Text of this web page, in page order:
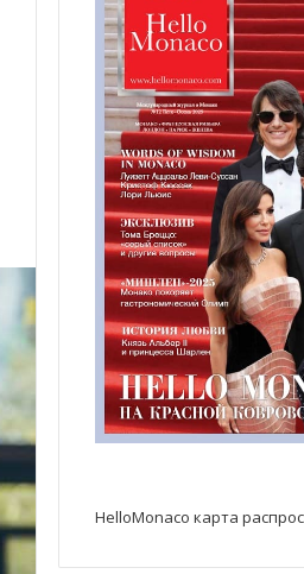
HelloMonaco карта